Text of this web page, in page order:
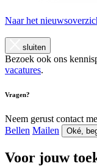
Naar het
sluiten
Bezoek ook ons
vacatures.
Vragen?
Neem gerust contact
Bellen Mailen Oké,
Voor jouw